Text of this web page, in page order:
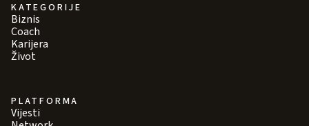
KATEGORIJE
Biznis
Coach
Karijera
Život
PLATFORMA
Vijesti